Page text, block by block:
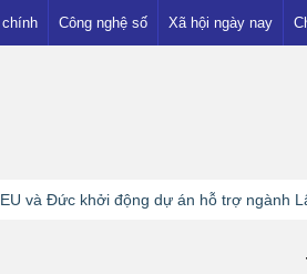
- Vàng
Công nghệ số Xã hội ngày nay
khởi động dự án hỗ trợ ngành Lâm nghiệp